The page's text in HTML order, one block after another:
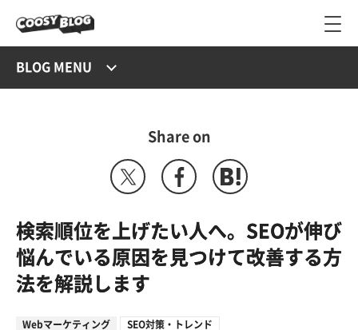
BLOG MENU
Share on
検索順位を上げたい人へ。SEOが伸び
悩んでいる原因を見つけて改善する方
法を解説します
Webマーケティング SEO対策・トレンド